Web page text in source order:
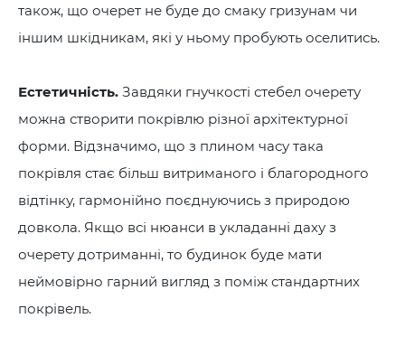
також, що очерет не буде до смаку гризунам чи
іншим шкідникам, які у ньому пробують оселитись.
Естетичність. Завдяки гнучкості стебел очерету
можна створити покрівлю різної архітектурної
форми. Відзначимо, що з плином часу така
покрівля стає більш витриманого і благородного
відтінку, гармонійно поєднуючись з природою
довкола. Якщо всі нюанси в укладанні даху з
очерету дотриманні, то будинок буде мати
неймовірно гарний вигляд з поміж стандартних
покрівель.